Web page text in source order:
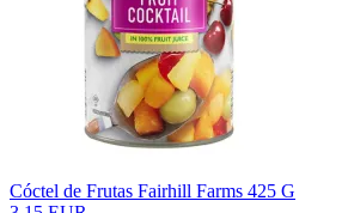
Cóctel de Frutas Fairhill Farms 425 G